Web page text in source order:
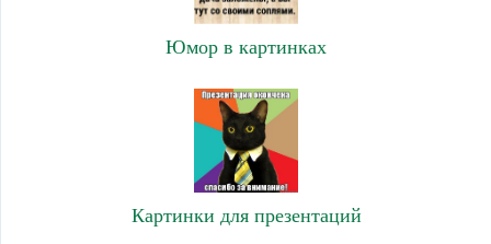
Юмор в картинках
Картинки для презентаций